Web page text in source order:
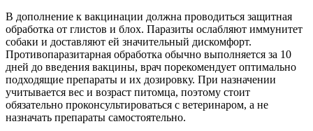
В дополнение к вакцинации должна проводиться защитная
обработка от глистов и блох. Паразиты ослабляют иммунитет
собаки и доставляют ей значительный дискомфорт.
Противопаразитарная обработка обычно выполняется за 10
дней до введения вакцины, врач порекомендует оптимально
подходящие препараты и их дозировку. При назначении
учитывается вес и возраст питомца, поэтому стоит
обязательно проконсультироваться с ветеринаром, а не
назначать препараты самостоятельно.